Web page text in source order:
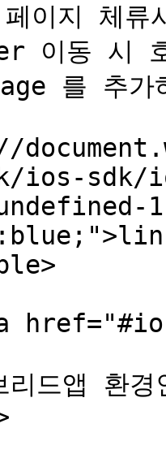
이지 체
이동 시
를 추가
ios-sdk/
리드앱 환